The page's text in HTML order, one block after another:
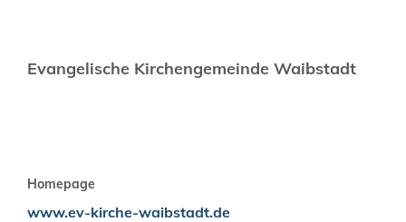
Evangelische Kirchengemeinde Waibstadt
Homepage
www.ev-kirche-waibstadt.de